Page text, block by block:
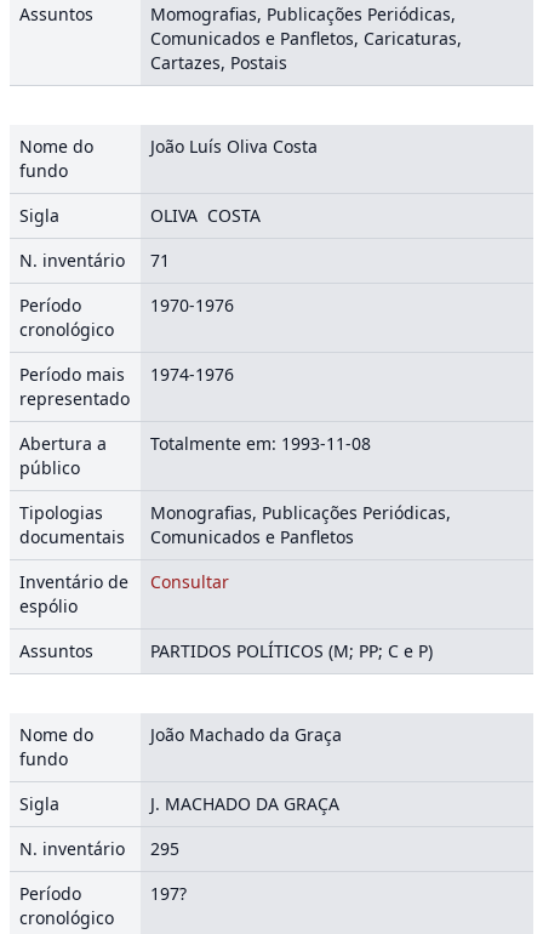
Assuntos
Momografias, Publicações Periódicas,
Comunicados e Panfletos, Caricaturas,
Cartazes, Postais
Nome do
fundo
João Luís Oliva Costa
Sigla
OLIVA COSTA
N. inventário
71
Período
cronológico
1970-1976
Período mais
representado
1974-1976
Abertura a
público
Totalmente em: 1993-11-08
Tipologias
documentais
Monografias, Publicações Periódicas,
Comunicados e Panfletos
Inventário de
espólio
Consultar
Assuntos PARTIDOS POLÍTICOS (M; PP; C e P)
Nome do
fundo
João Machado da Graça
Sigla
J. MACHADO DA GRAÇA
N. inventário
295
Período
cronológico
197?